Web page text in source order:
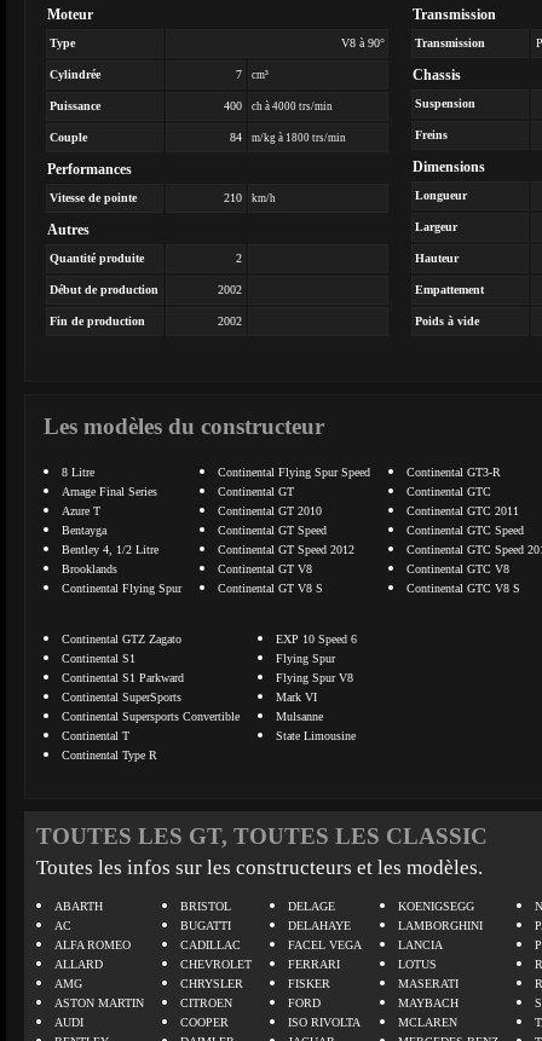
Moteur
Type V8 à 90°
Cylindrée 7 cm³
Puissance 400 ch à 4000 trs/min
Couple 84 m/kg à 1800 trs/min
Performances
Vitesse de pointe 210 km/h
Autres
Quantité produite 2
Début de production 2002
Fin de production 2002
Transmission
Transmission
Chassis
Suspension
Freins
Dimensions
Longueur
Largeur
Hauteur
Empattement
Poids à vide
Les modèles du constructeur
8 Litre
Arnage Final Series
Azure T
Bentayga
Bentley 4, 1/2 Litre
Brooklands
Continental Flying Spur
Continental Flying Spur Speed
Continental GT
Continental GT 2010
Continental GT Speed
Continental GT Speed 2012
Continental GT V8
Continental GT V8 S
Continental GT3-R
Continental GTC
Continental GTC 2011
Continental GTC Speed
Continental GTC Speed
Continental GTC V8
Continental GTC V8 S
Continental GTZ Zagato
Continental S1
Continental S1 Parkward
Continental SuperSports
Continental Supersports Convertible
Continental T
Continental Type R
EXP 10 Speed 6
Flying Spur
Flying Spur V8
Mark VI
Mulsanne
State Limousine
TOUTES LES GT, TOUTES LES CLASSIC
Toutes les infos sur les constructeurs et les modèles.
ABARTH
AC
ALFA ROMEO
ALLARD
AMG
ASTON MARTIN
AUDI
BRISTOL
BUGATTI
CADILLAC
CHEVROLET
CHRYSLER
CITROEN
COOPER
DELAGE
DELAHAYE
FACEL VEGA
FERRARI
FISKER
FORD
ISO RIVOLTA
KOENIGSEGG
LAMBORGHINI
LANCIA
LOTUS
MASERATI
MAYBACH
MCLAREN